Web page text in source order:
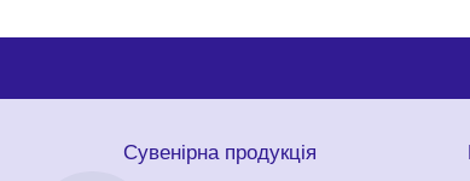
Сувенірна продукція